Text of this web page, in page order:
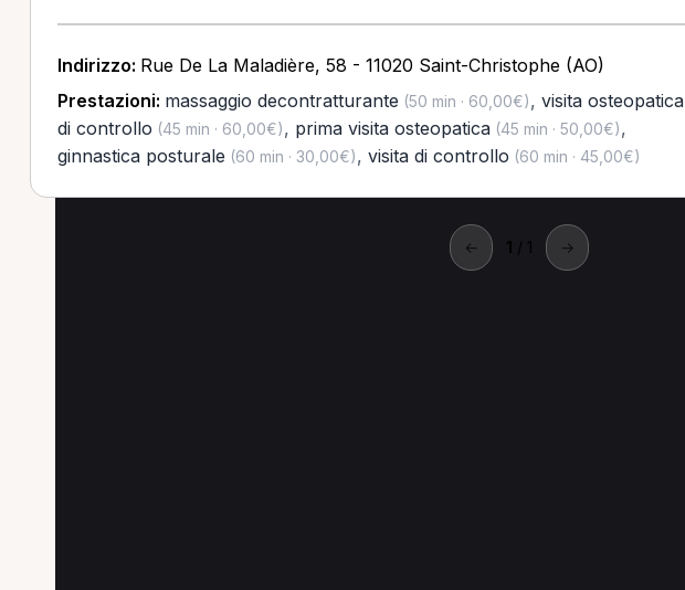
Indirizzo: Rue De La Maladière, 58 - 11020 Saint-Christophe (AO)
Prestazioni: massaggio decontratturante (50 min · 60,00€), visita osteopatica
di controllo (45 min · 60,00€), prima visita osteopatica(45 min · 50,00€),
ginnastica posturale (60 min · 30,00€), visita di controllo (60 min · 45,00€)
← 1 / 1 →